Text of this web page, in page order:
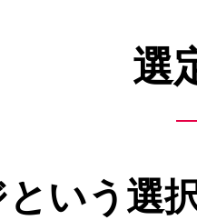
選
いう選